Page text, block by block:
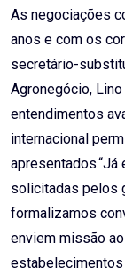
As negociações
anos e com os
secretário-
Agronegócio,
entendimentos
internacional
solicitadas pelos
formalizamos
enviem missão
estabelecimentos